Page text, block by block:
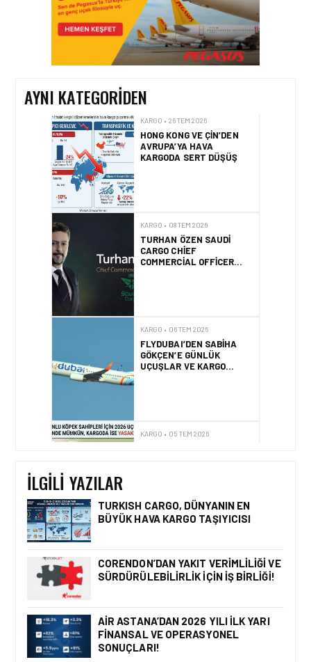
AYNI KATEGORIDEN
KARGO • 26 TEM 2026
AVRUPA’YA HAVA
KARGODA SERT DÜŞÜŞ
BANGLADEŞ HAVA KARGO
PAZARINDA YENI KRITER
‘LÜK BÜYÜMENIN TEMEL
SEBEPLERI NELERDIR?
İLGILI YAZILAR
TURKISH CARGO, DÜNYANIN EN
BÜYÜK HAVA KARGO TAŞIYICISI
CORENDON’DAN YAKIT VERIMLILIĞI VE
SÜRDÜRÜLEBILIRLIK IÇIN İŞ BIRLIĞI!
AIR ASTANA’DAN 2026 YILI İLK YARI
FINANSAL VE OPERASYONEL
SONUÇLARI!